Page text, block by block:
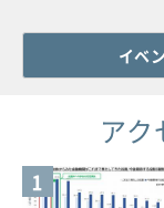
イベ
ア
1